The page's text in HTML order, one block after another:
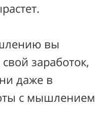
вы
заработок,
даже в
с мышлением